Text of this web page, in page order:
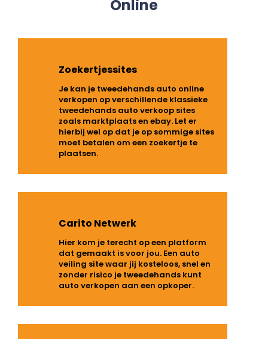
Online
Zoekertjessites
Je kan je tweedehands auto online
verkopen op verschillende klassieke
tweedehands auto verkoop sites
zoals marktplaats en ebay. Let er
hierbij wel op dat je op sommige sites
moet betalen om een zoekertje te
plaatsen.
Carito Netwerk
Hier kom je terecht op een platform
dat gemaakt is voor jou. Een auto
veiling site waar jij kosteloos, snel en
zonder risico je tweedehands kunt
auto verkopen aan een opkoper.